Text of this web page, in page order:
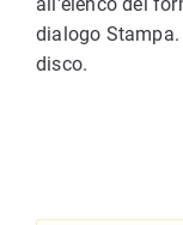
dialogo
disco.